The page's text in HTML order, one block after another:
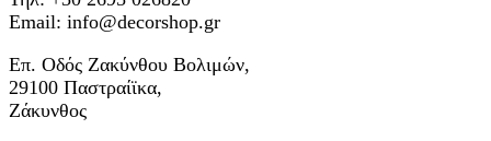
Email: info@decorshop.gr
Επ. Οδός Ζακύνθου Βολιμών,
29100 Παστραίϊκα,
Ζάκυνθος